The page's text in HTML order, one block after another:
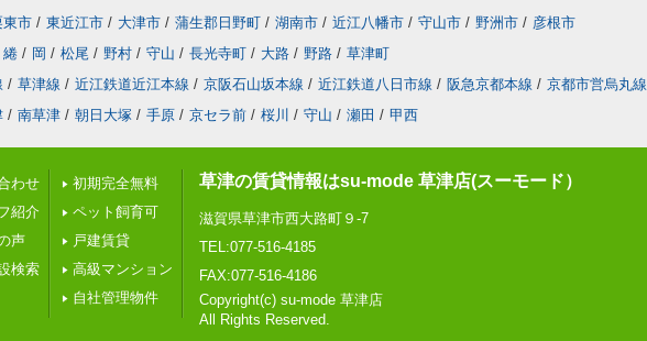
東市 / 東近江市 / 大津市 / 蒲生郡日野町 / 湖南市 / 近江八幡市 / 守山市 / 野洲市 / 彦根市
綣 / 岡 / 松尾 / 野村 / 守山 / 長光寺町 / 大路 / 野路 / 草津町
/ 草津線 / 近江鉄道近江本線 / 京阪石山坂本線 / 近江鉄道八日市線 / 阪急京都本線 / 京都市営烏丸線
/ 南草津 / 朝日大塚 / 手原 / 京セラ前 / 桜川 / 守山 / 瀬田 / 甲西
わせ
紹介
声
検索
初期完全無料
ペット飼育可
戸建賃貸
高級マンション
自社管理物件
草津の賃貸情報はsu-mode 草津店(スーモード）
滋賀県草津市西大路町９-7
TEL:077-516-4185
FAX:077-516-4186
Copyright(c) su-mode 草津店
All Rights Reserved.